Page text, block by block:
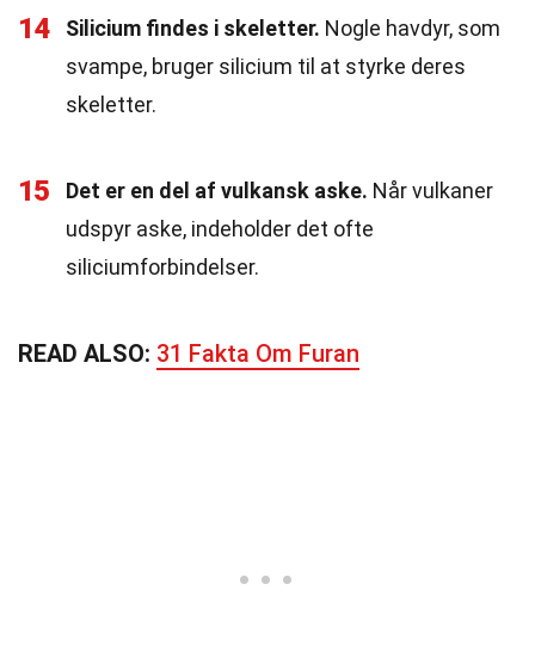
14 Silicium findes i skeletter. Nogle havdyr, som
svampe, bruger silicium til at styrke deres
skeletter.
15 Det er en del af vulkansk aske. Når vulkaner
udspyr aske, indeholder det ofte
siliciumforbindelser.
READ ALSO: 31 Fakta Om Furan